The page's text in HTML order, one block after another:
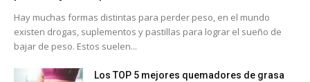
Hay muchas formas distintas para perder peso, en el mundo
existen drogas, suplementos y pastillas para lograr el sueño de
bajar de peso. Estos suelen...
Los TOP 5 mejores quemadores de grasa